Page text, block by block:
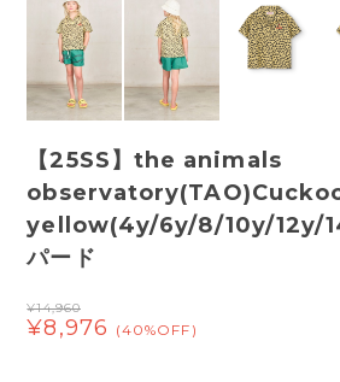
【25SS】the animals
yellow(4y/6y/8/10y/12y/
パード
¥14,960
¥8,976 (40%OFF)